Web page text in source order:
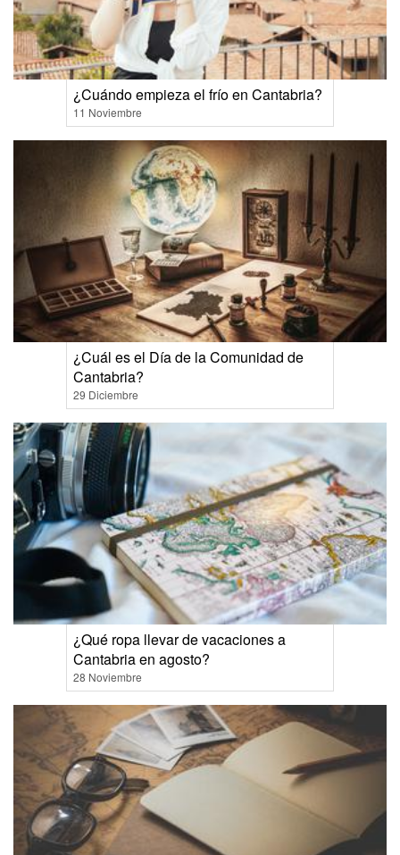
¿Cuándo empieza el frío en Cantabria?
11 Noviembre
¿Cuál es el Día de la Comunidad de
Cantabria?
29 Diciembre
¿Qué ropa llevar de vacaciones a
Cantabria en agosto?
28 Noviembre